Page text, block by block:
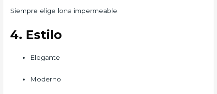
Siempre elige lona impermeable.
4. Estilo
Elegante
Moderno